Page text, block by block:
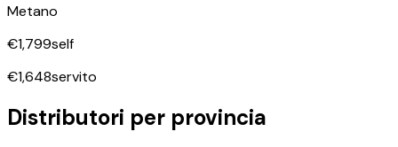
Metano
€1,799self
€1,648servito
Distributori per provincia